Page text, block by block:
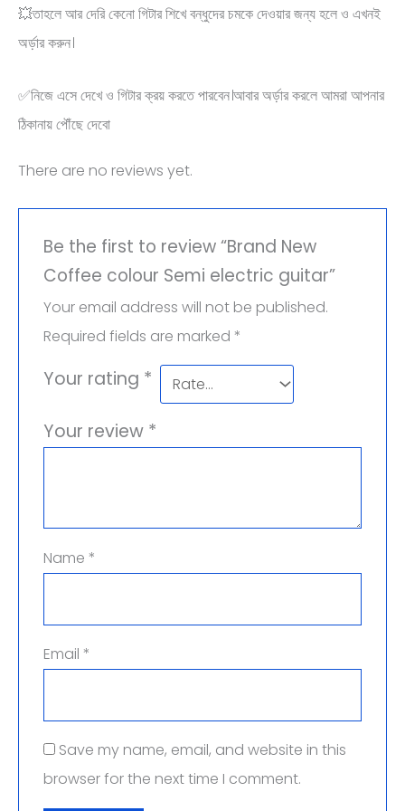
💥তাহলে আর দেরি কেনো গিটার শিখে বন্ধুদের চমকে দেওয়ার জন্য হলে ও এখনই
অর্ড়ার করুন।
✅নিজে এসে দেখে ও গিটার ক্রয় করতে পারবেন।আবার অর্ড়ার করলে আমরা আপনার
ঠিকানায় পৌঁছে দেবো
There are no reviews yet.
Be the first to review “Brand New
Coffee colour Semi electric guitar”
Your email address will not be published.
Required fields are marked *
Your rating *
Your review *
Name *
Email *
Save my name, email, and website in this
browser for the next time I comment.